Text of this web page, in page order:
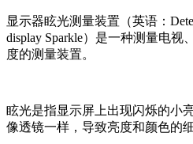
显示器眩光测量装置（英语：
display Sparkle）是一种测量电视
度的测量装置。
眩光是指显示屏上出现闪烁的小
像透镜一样，导致亮度和颜色的